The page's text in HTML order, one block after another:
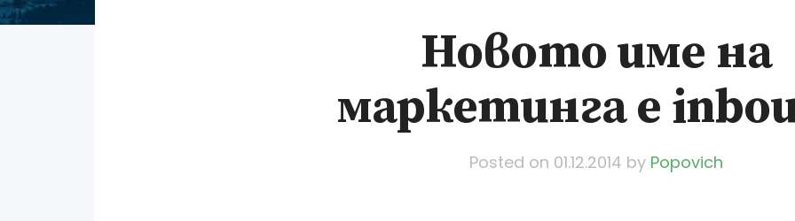
Новото име на
маркетинга е
Posted on 01.12.2014 by Popovich